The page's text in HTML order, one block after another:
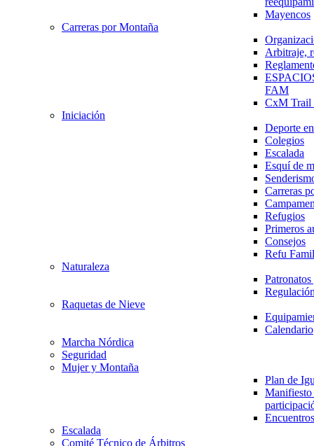
Mayencos
Carreras por Montaña
Arbitraje,
FAM
CxM
Iniciación
Deporte
Colegios
Escalada
Esquí de
Carreras
Refugios
Primeros
Consejos
Refu
Naturaleza
Raquetas de Nieve
Calendario
Marcha Nórdica
Seguridad
Mujer y Montaña
Plan de
Escalada
Comité Técnico de Árbitros